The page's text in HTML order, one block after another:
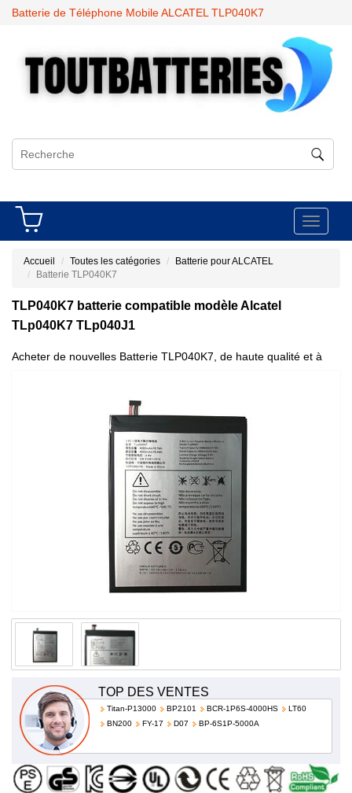
Batterie de Téléphone Mobile ALCATEL TLP040K7
Toggle
Accueil Toutes les catégories
Batterie pour ALCATEL
Batterie TLP040K7
TLP040K7 batterie compatible modèle Alcatel
TLp040K7 TLp040J1
Acheter de nouvelles Batterie TLP040K7, de haute qualité et à
TOP DES VENTES
Titan-P13000 BP2101 BCR-1P6S-4000HS
LT60
BN200
FY-17 D07 BP-6S1P-5000A